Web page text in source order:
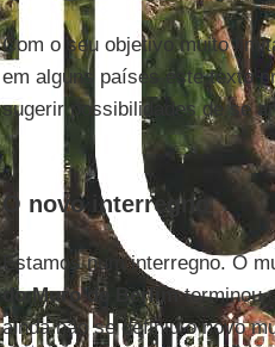
Com o seu objetivo muito
em alguns países este texto
sugerir possibilidades de se
O novo interregno
Estamos num interregno. O
do Muro de Berlimterminou
ainda não se definiu o novo